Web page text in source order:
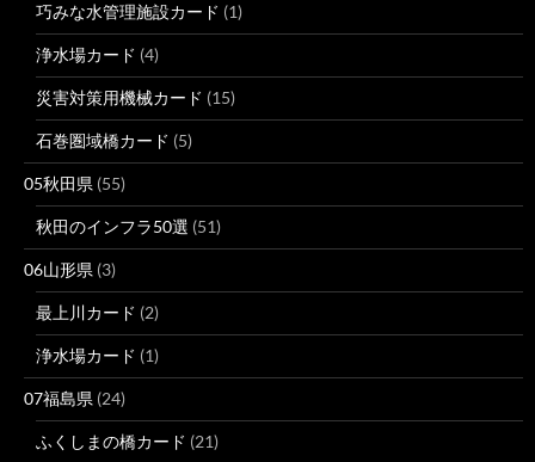
巧みな水管理施設カード (1)
浄水場カード (4)
災害対策用機械カード (15)
石巻圏域橋カード (5)
05秋田県 (55)
秋田のインフラ50選 (51)
06山形県 (3)
最上川カード (2)
浄水場カード (1)
07福島県 (24)
ふくしまの橋カード (21)